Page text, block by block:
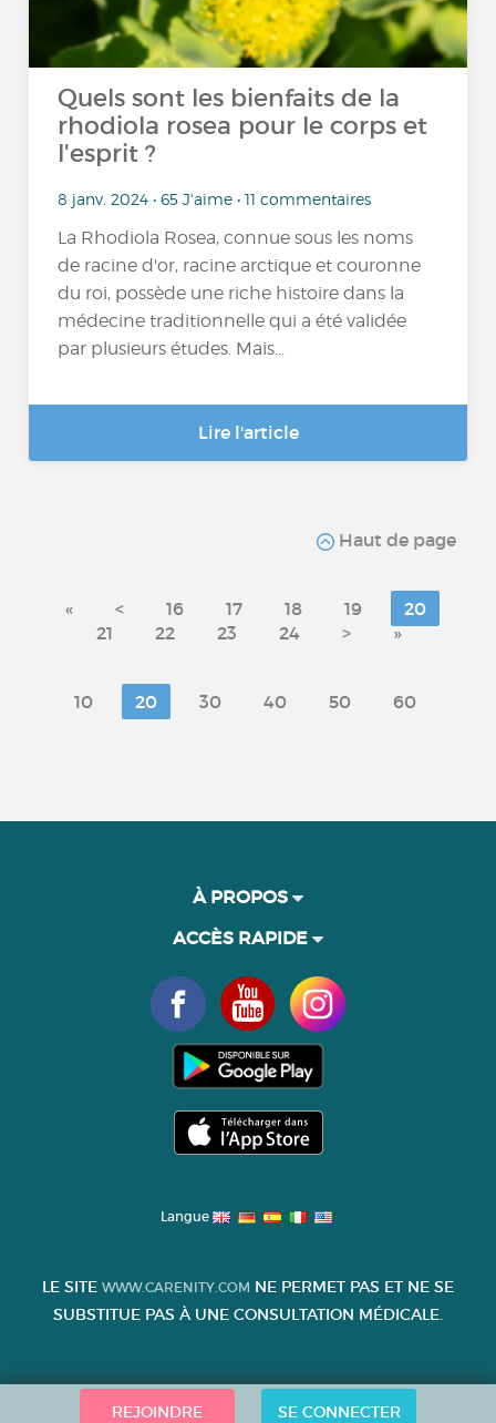
Quels sont les bienfaits de la
rhodiola rosea pour le corps et
l'esprit ?
8 janv. 2024 • 65 J'aime • 11 commentaires
La Rhodiola Rosea, connue sous les noms
de racine d'or, racine arctique et couronne
du roi, possède une riche histoire dans la
médecine traditionnelle qui a été validée
par plusieurs études. Mais...
Lire l'article
Haut de page
« < 16 17 18 19
20
21
22 23 24 > »
10 20 30 40 50 60
REJOINDRE SE CONNECTER
À PROPOS
ACCÈS RAPIDE
Langue
LE SITE WWW.CARENITY.COM NE PERMET PAS ET NE SE
SUBSTITUE PAS À UNE CONSULTATION MÉDICALE.